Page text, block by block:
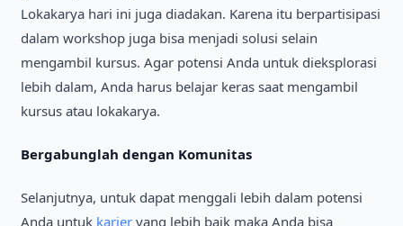
Lokakarya hari ini juga diadakan. Karena itu berpartisipasi
dalam workshop juga bisa menjadi solusi selain
mengambil kursus. Agar potensi Anda untuk dieksplorasi
lebih dalam, Anda harus belajar keras saat mengambil
kursus atau lokakarya.
Bergabunglah dengan Komunitas
Selanjutnya, untuk dapat menggali lebih dalam potensi
Anda untuk karieryang lebih baik maka Anda bisa